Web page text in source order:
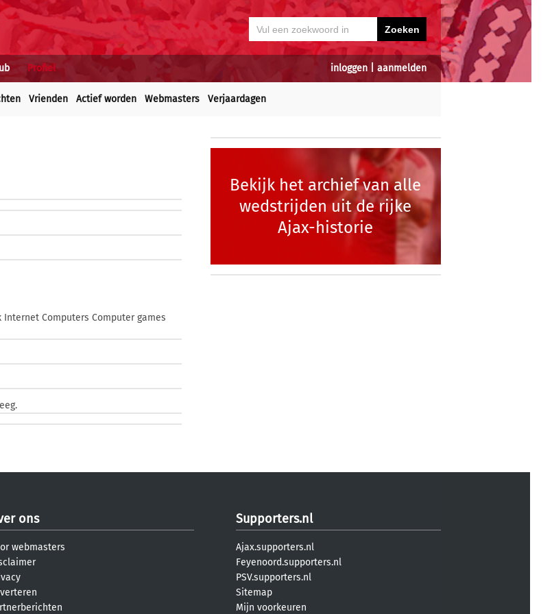
inloggen aanmelden
Profiel
Vrienden Actief worden Webmasters Verjaardagen
Computers Computer games
Bekijk het archief van alle
wedstrijden uit de rijke
Ajax-historie
ons
webmasters
Supporters.nl
Ajax.supporters.nl
Feyenoord.supporters.nl
PSV.supporters.nl
Sitemap
Mijn voorkeuren